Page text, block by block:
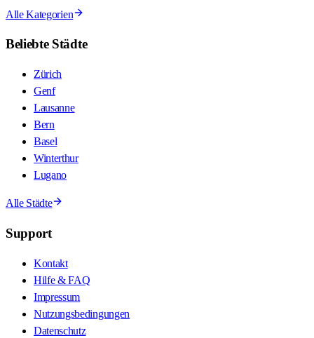
Alle Kategorien
Beliebte Städte
Zürich
Genf
Lausanne
Bern
Basel
Winterthur
Lugano
Alle Städte
Support
Kontakt
Hilfe & FAQ
Impressum
Nutzungsbedingungen
Datenschutz